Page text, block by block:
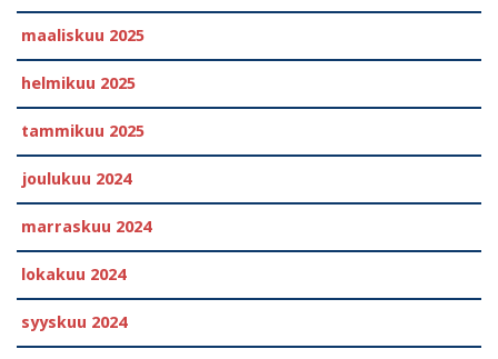
maaliskuu 2025
helmikuu 2025
tammikuu 2025
joulukuu 2024
marraskuu 2024
lokakuu 2024
syyskuu 2024